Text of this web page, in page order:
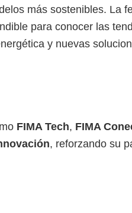
más sostenibles. La
para conocer las
y nuevas
FIMA Tech, FIMA
, reforzando su